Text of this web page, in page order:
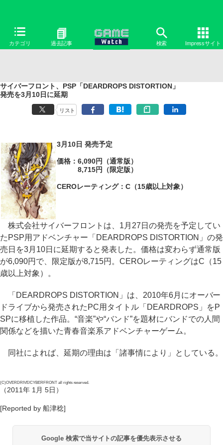
カテゴリ 過去記事 検索 Impressサイト
サイバーフロント、PSP「DEARDROPS DISTORTION」
発売を3月10日に延期
リスト
3月10日 発売予定
価格：6,090円（通常版）
8,715円（限定版）
CEROレーティング：C（15歳以上対象）
株式会社サイバーフロントは、1月27日の発売を予定してい
たPSP用アドベンチャー「DEARDROPS DISTORTION」の発
売日を3月10日に延期すると発表した。価格は変わらず通常版
が6,090円で、限定版が8,715円。CEROレーティングはC（15
歳以上対象）。
「DEARDROPS DISTORTION」は、2010年6月にオーバー
ドライブから発売されたPC用タイトル「DEARDROPS」をP
SPに移植した作品。“音楽”や“バンド”を題材にバンドでの人間
関係などを描いた青春音楽系アドベンチャーゲーム。
同社によれば、延期の理由は「諸事情により」としている。
(C)OVERDRIVE/CYBERFRONT all rights reserved.
（2011年 1月 5日）
[Reported by 船津稔]
Google 検索で当サイトの記事を優先表示させる